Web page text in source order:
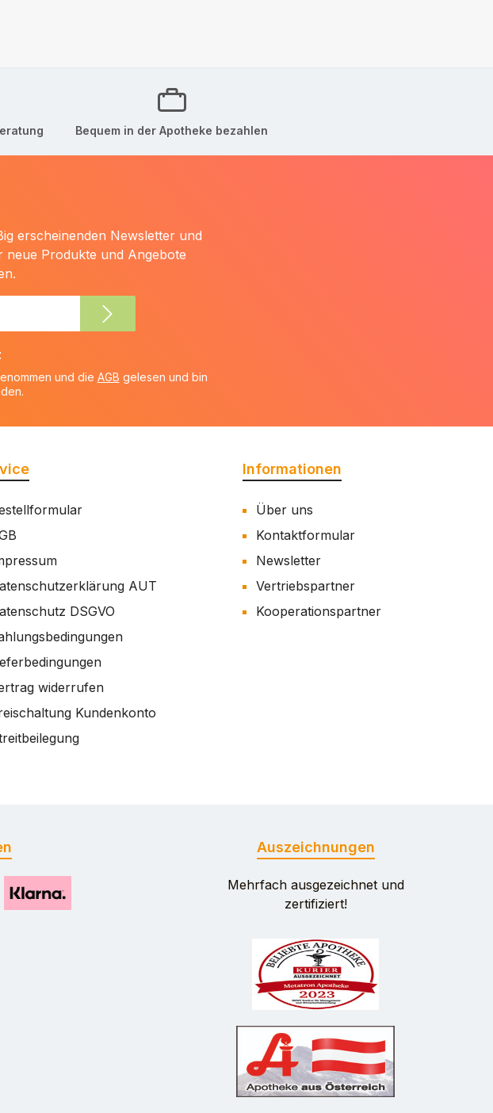
Bequem in der Apotheke bezahlen
erscheinenden Newsletter und
neue Produkte und Angebote
und die AGB gelesen und bin
AUT
DSGVO
widerrufen
Kundenkonto
Informationen
Über uns
Kontaktformular
Newsletter
Vertriebspartner
Kooperationspartner
Auszeichnungen
Mehrfach ausgezeichnet und
zertifiziert!